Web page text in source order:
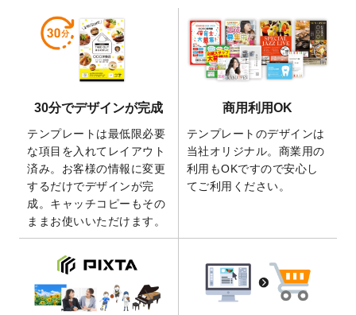
暑中見舞いのデザインテンプレート
しました。
2026/5/28
【新商品】マグネットステッカーが作成で
きるようになりました！
の全4ステップを解説！」を公開いたしまし
た。
2026/4/23
コラム「 画像の配置・差し替え・トリミン
グ」「テンプレート間でパーツを流用する
方法」を公開いたしました。
2026/4/21
アクリルキーホルダーのデザインテンプレ
ート を追加いたしました。
りました！
2025/12/22
【新商品】アクリルキーホルダーが作成で
きるようになりました！
30分でデザインが完成
テンプレートは最低限必要
な項目を入れてレイアウト
済み。お客様の情報に変更
するだけでデザインが完
成。キャッチコピーもその
ままお使いいただけます。
商用利用OK
テンプレートのデザインは
当社オリジナル。商業用の
利用もOKですので安心し
てご利用ください。